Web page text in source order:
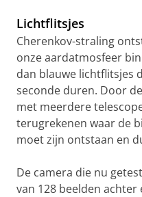
Lichtflitsjes
Cherenkov-straling
onze aardatmosfeer
dan blauwe lichtflitsjes
seconde duren. Door
met meerdere
terugrekenen waar de
moet zijn ontstaan en
De camera die nu
van 128 beelden